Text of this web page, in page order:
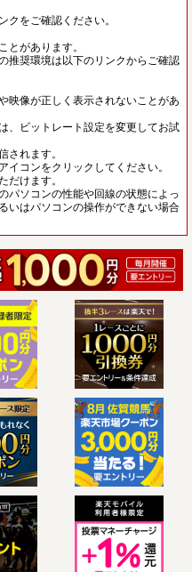
クをご確認ください。
とがあります。
推奨環境は以下のリンクからご確認
映像が正しく表示されないことがあ
、ビットレート設定を変更してお試
されます。
イコンをクリックしてください。
だけます。
パソコンの性能や回線の状態によっ
いはパソコンの操作ができない場合